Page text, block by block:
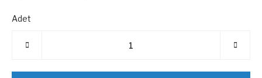
Adet